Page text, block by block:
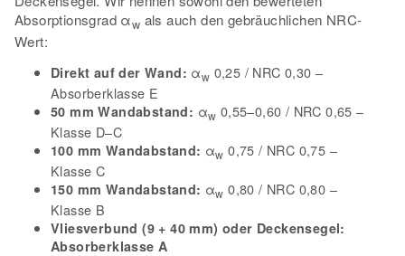
Absorptionsgrad αw als auch den gebräuchlichen NRC-
Wert:
Direkt auf der Wand: αw 0,25 / NRC 0,30 –
Absorberklasse E
50 mm Wandabstand: αw 0,55–0,60 / NRC 0,65 –
Klasse D–C
100 mm Wandabstand: αw 0,75 / NRC 0,75 –
Klasse C
150 mm Wandabstand: αw 0,80 / NRC 0,80 –
Klasse B
Vliesverbund (9 + 40 mm) oder Deckensegel:
Absorberklasse A